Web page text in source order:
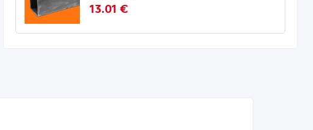
13.01 €